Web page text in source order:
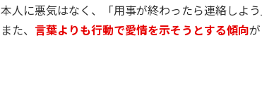
本人に悪気はなく、「用事が終わったら連絡しよ
また、 言葉よりも行動で愛情を示そうとする傾向